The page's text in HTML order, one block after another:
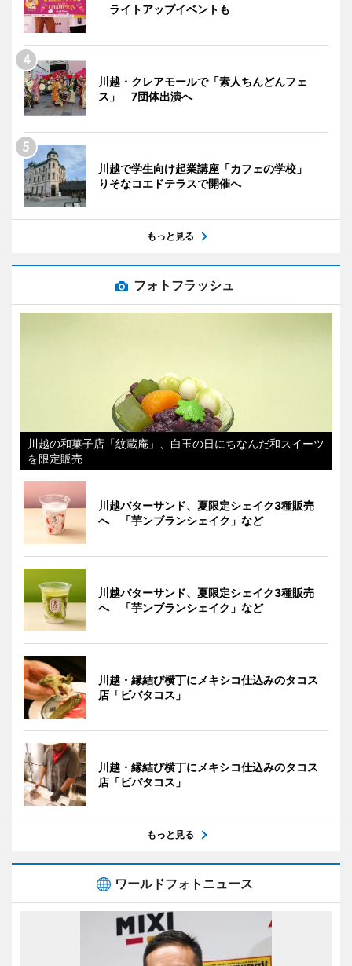
ライトアップイベントも
川越・クレアモールで「素人ちんどんフェ
ス」 7団体出演へ
川越で学生向け起業講座「カフェの学校」
りそなコエドテラスで開催へ
もっと見る
フォトフラッシュ
川越の和菓子店「紋蔵庵」、白玉の日にちなんだ和スイーツ
を限定販売
川越バターサンド、夏限定シェイク3種販売
へ 「芋ンブランシェイク」など
川越バターサンド、夏限定シェイク3種販売
へ 「芋ンブランシェイク」など
川越・縁結び横丁にメキシコ仕込みのタコス
店「ビバタコス」
川越・縁結び横丁にメキシコ仕込みのタコス
店「ビバタコス」
もっと見る
ワールドフォトニュース